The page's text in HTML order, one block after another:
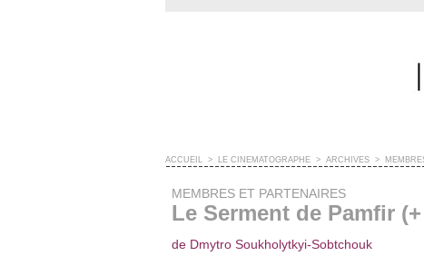
ACCUEIL > LE CINÉMATOGRAPHE > ARCHIVES >
MEMBRES ET PARTENAIRES
Le Serment de Pamfir
de Dmytro Soukholytkyi-Sobtchouk